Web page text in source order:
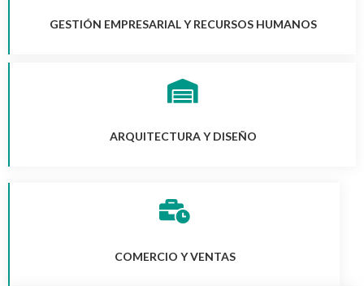
GESTIÓN EMPRESARIAL Y RECURSOS HUMANOS
ARQUITECTURA Y DISEÑO
COMERCIO Y VENTAS